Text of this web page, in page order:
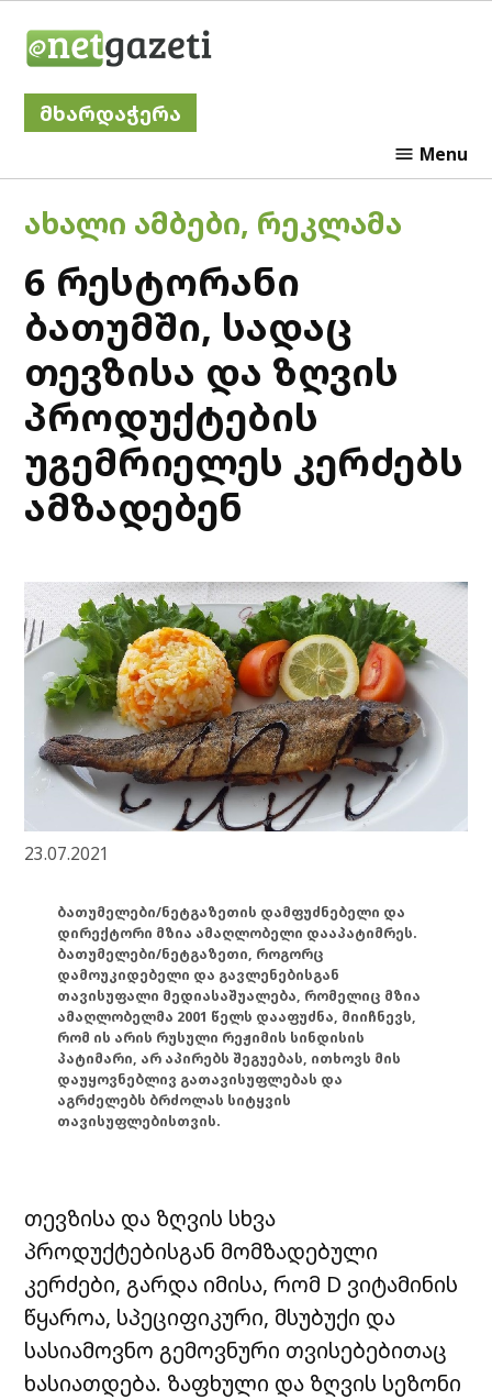
მხარდაჭერა
Menu
POSTED
ᲐᲮᲐᲚᲘ ᲐᲛᲑᲔᲑᲘ, ᲠᲔᲙᲚᲐᲛᲐ
6 რესტორანი
ბათუმში, სადაც
თევზისა და ზღვის
პროდუქტების
უგემრიელეს კერძებს
ამზადებენ
23.07.2021
ბათუმელები/ნეტგაზეთის დამფუძნებელი და
დირექტორი მზია ამაღლობელი დააპატიმრეს.
ბათუმელები/ნეტგაზეთი, როგორც
დამოუკიდებელი და გავლენებისგან
თავისუფალი მედიასაშუალება, რომელიც მზია
ამაღლობელმა 2001 წელს დააფუძნა, მიიჩნევს,
რომ ის არის რუსული რეჟიმის სინდისის
პატიმარი, არ აპირებს შეგუებას, ითხოვს მის
დაუყოვნებლივ გათავისუფლებას და
აგრძელებს ბრძოლას სიტყვის
თავისუფლებისთვის.
თევზისა და ზღვის სხვა
პროდუქტებისგან მომზადებული
კერძები, გარდა იმისა, რომ D ვიტამინის
წყაროა, სპეციფიკური, მსუბუქი და
სასიამოვნო გემოვნური თვისებებითაც
ხასიათდება. ზაფხული და ზღვის სეზონი